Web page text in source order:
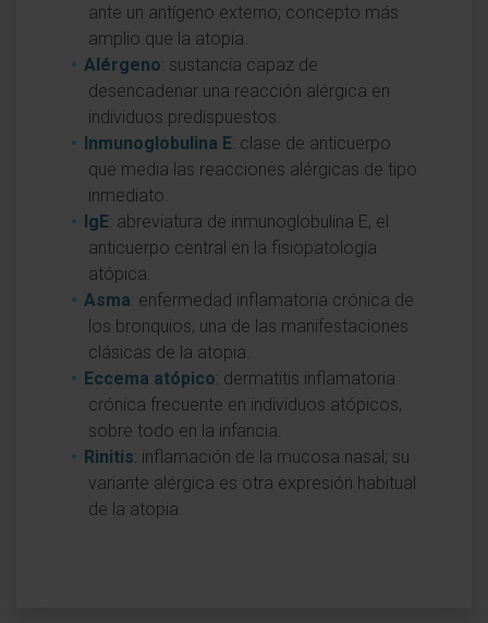
ante un antígeno externo; concepto más
amplio que la atopia.
Alérgeno: sustancia capaz de
desencadenar una reacción alérgica en
individuos predispuestos.
Inmunoglobulina E: clase de anticuerpo
que media las reacciones alérgicas de tipo
inmediato.
IgE: abreviatura de inmunoglobulina E, el
anticuerpo central en la fisiopatología
atópica.
Asma: enfermedad inflamatoria crónica de
los bronquios, una de las manifestaciones
clásicas de la atopia.
Eccema atópico: dermatitis inflamatoria
crónica frecuente en individuos atópicos,
sobre todo en la infancia.
Rinitis: inflamación de la mucosa nasal; su
variante alérgica es otra expresión habitual
de la atopia.